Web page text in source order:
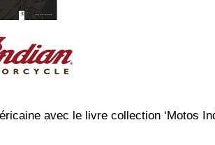
avec le livre collection ‘Motos